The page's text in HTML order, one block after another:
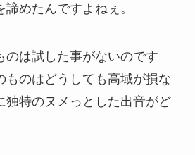
めたんですよねぇ。
のは試した事がないのです
ものはどうしても高域が損な
独特のヌメっとした出音がど